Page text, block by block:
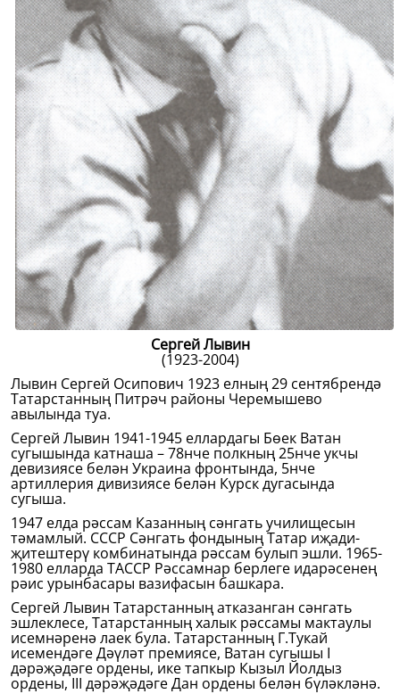
Сергей Лывин
(1923-2004)
Лывин Сергей Осипович 1923 елның 29 сентябрендә
Татарстанның Питрәч районы Черемышево
авылында туа.
Сергей Лывин 1941-1945 еллардагы Бөек Ватан
сугышында катнаша – 78нче полкның 25нче укчы
девизиясе белән Украина фронтында, 5нче
артиллерия дивизиясе белән Курск дугасында
сугыша.
1947 елда рәссам Казанның сәнгать училищесын
тәмамлый. СССР Сәнгать фондының Татар иҗади-
җитештерү комбинатында рәссам булып эшли. 1965-
1980 елларда ТАССР Рәссамнар берлеге идарәсенең
рәис урынбасары вазифасын башкара.
Сергей Лывин Татарстанның атказанган сәнгать
эшлеклесе, Татарстанның халык рәссамы мактаулы
исемнәренә лаек була. Татарстанның Г.Тукай
исемендәге Дәүләт премиясе, Ватан сугышы I
дәрәҗәдәге ордены, ике тапкыр Кызыл Йолдыз
ордены, III дәрәҗәдәге Дан ордены белән бүләкләнә.